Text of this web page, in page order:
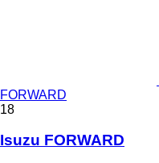
FORWARD
18
Isuzu FORWARD